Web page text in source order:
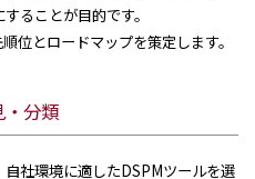
ることが目的です。
位とロードマップを策定します。
・分類
社環境に適したDSPMツールを選